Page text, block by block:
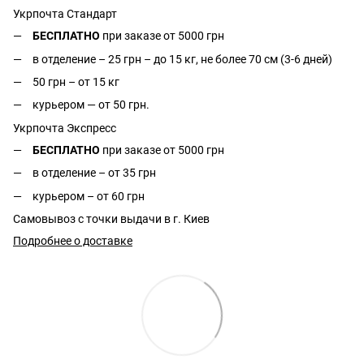
Укрпочта Стандарт
БЕСПЛАТНО при заказе от 5000 грн
в отделение – 25 грн – до 15 кг, не более 70 см (3-6 дней)
50 грн – от 15 кг
курьером — от 50 грн.
Укрпочта Экспресс
БЕСПЛАТНО при заказе от 5000 грн
в отделение – от 35 грн
курьером – от 60 грн
Самовывоз с точки выдачи в г. Киев
Подробнее о доставке